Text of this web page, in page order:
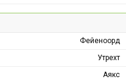
Фейеноорд
Утрехт
Аякс